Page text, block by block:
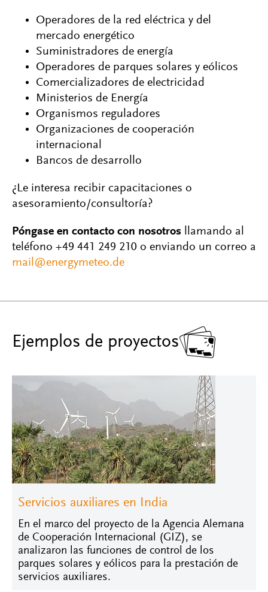
Operadores de la red eléctrica y del
mercado energético
Suministradores de energía
Operadores de parques solares y eólicos
Comercializadores de electricidad
Ministerios de Energía
Organismos reguladores
Organizaciones de cooperación
internacional
Bancos de desarrollo
¿Le interesa recibir capacitaciones o
asesoramiento/consultoría?
Póngase en contacto con nosotros llamando al
teléfono +49 441 249 210 o enviando un correo a
mail@energymeteo.de
Ejemplos de proyectos
Servicios auxiliares en India
En el marco del proyecto de la Agencia Alemana
de Cooperación Internacional (GIZ), se
analizaron las funciones de control de los
parques solares y eólicos para la prestación de
servicios auxiliares.